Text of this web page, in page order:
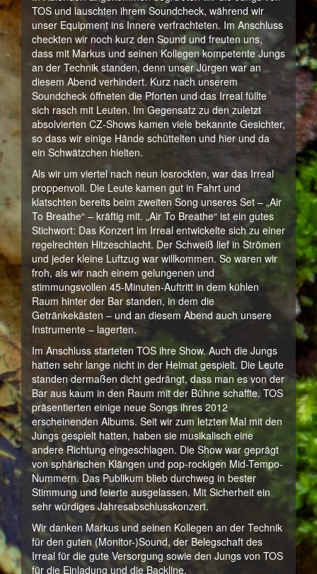
TOS und lauschten ihrem Soundcheck, während wir
unser Equipment ins Innere verfrachteten. Im Anschluss
checkten wir noch kurz den Sound und freuten uns,
dass mit Markus und seinen Kollegen kompetente Jungs
an der Technik standen, denn unser Jürgen war an
diesem Abend verhindert. Kurz nach unserem
Soundcheck öffneten die Pforten und das Irreal füllte
sich rasch mit Leuten. Im Gegensatz zu den zuletzt
absolvierten CZ-Shows kamen viele bekannte Gesichter,
so dass wir einige Hände schüttelten und hier und da
ein Schwätzchen hielten.
Als wir um viertel nach neun losrockten, war das Irreal
proppenvoll. Die Leute kamen gut in Fahrt und
klatschten bereits beim zweiten Song unseres Set – „Air
To Breathe“ – kräftig mit. „Air To Breathe“ ist ein gutes
Stichwort: Das Konzert im Irreal entwickelte sich zu einer
regelrechten Hitzeschlacht. Der Schweiß lief in Strömen
und jeder kleine Luftzug war willkommen. So waren wir
froh, als wir nach einem gelungenen und
stimmungsvollen 45-Minuten-Auftritt in dem kühlen
Raum hinter der Bar standen, in dem die
Getränkekästen – und an diesem Abend auch unsere
Instrumente – lagerten.
Im Anschluss starteten TOS ihre Show. Auch die Jungs
hatten sehr lange nicht in der Heimat gespielt. Die Leute
standen dermaßen dicht gedrängt, dass man es von der
Bar aus kaum in den Raum mit der Bühne schaffte. TOS
präsentierten einige neue Songs ihres 2012
erscheinenden Albums. Seit wir zum letzten Mal mit den
Jungs gespielt hatten, haben sie musikalisch eine
andere Richtung eingeschlagen. Die Show war geprägt
von sphärischen Klängen und pop-rockigen Mid-Tempo-
Nummern. Das Publikum blieb durchweg in bester
Stimmung und feierte ausgelassen. Mit Sicherheit ein
sehr würdiges Jahresabschlusskonzert.
Wir danken Markus und seinen Kollegen an der Technik
für den guten (Monitor-)Sound, der Belegschaft des
Irreal für die gute Versorgung sowie den Jungs von TOS
für die Einladung und die Backline.